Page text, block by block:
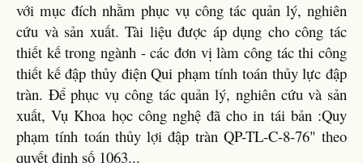
với mục đích nhằm phục vụ công tác quản lý, nghiên
cứu và sản xuất. Tài liệu được áp dụng cho công tác
thiết kế trong ngành - các đơn vị làm công tác thi công
thiết kế đập thủy điện Qui phạm tính toán thủy lực đập
tràn. Để phục vụ công tác quản lý, nghiên cứu và sản
xuất, Vụ Khoa học công nghệ đã cho in tái bản :Quy
phạm tính toán thủy lợi đập tràn QP-TL-C-8-76" theo
quyết định số 1063...